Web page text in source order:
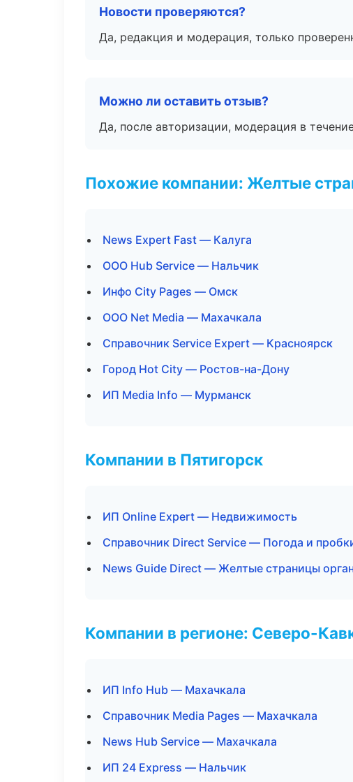
Новости проверяются?
Да, редакция и модерация, только
Можно ли оставить отзыв?
Да, после авторизации, модерация в
Похожие компании: Желтые
News Expert Fast — Калуга
ООО Hub Service — Нальчик
Инфо City Pages — Омск
ООО Net Media — Махачкала
Справочник Service Expert — Красноярск
Город Hot City — Ростов-на-Дону
ИП Media Info — Мурманск
Компании в Пятигорск
ИП Online Expert — Недвижимость
Справочник Direct Service — Погода и
News Guide Direct — Желтые страницы
Компании в регионе: Северо-
ИП Info Hub — Махачкала
Справочник Media Pages — Махачкала
News Hub Service — Махачкала
ИП 24 Express — Нальчик